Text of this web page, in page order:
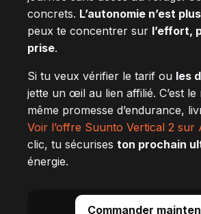
concrets. L’autonomie n’est
peux te concentrer sur l’effort,
prise.
Si tu veux vérifier le tarif ou les
jette un œil au lien affilié. C’est le
même promesse d’endurance,
Voir l’offre Suunto Vertical 2 sur
clic, tu sécurises ton prochain
énergie.
Commander